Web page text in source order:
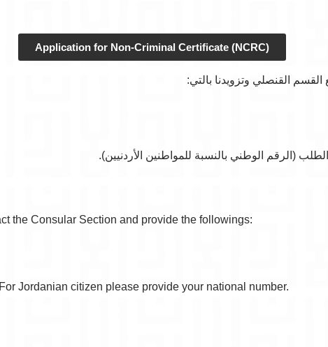
Application for Non-Criminal Certificate (NCRC)
القنصلي وتزويدنا بالتي:
the Consular Section and provide the followings:
Jordanian citizen please provide your national number.